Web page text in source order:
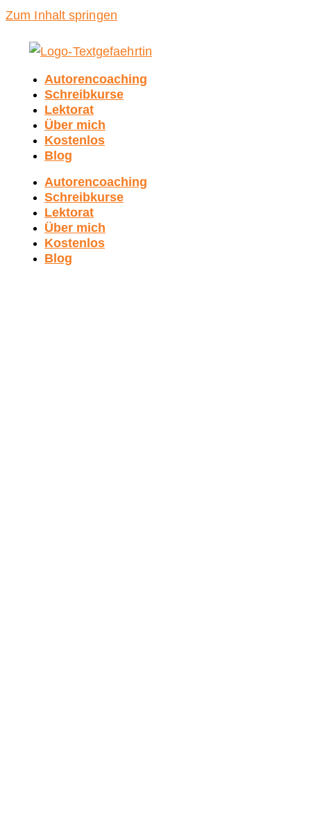
Zum Inhalt springen
Autorencoaching
Schreibkurse
Lektorat
Über mich
Kostenlos
Blog
Autorencoaching
Schreibkurse
Lektorat
Über mich
Kostenlos
Blog